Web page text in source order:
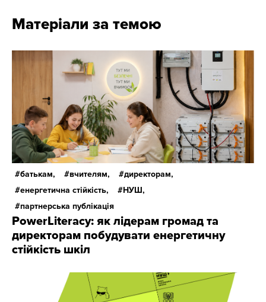
Матеріали за темою
батькам, вчителям,
директорам,
енергетична стійкість,
НУШ,
партнерська публікація
PowerLiteracy: як лідерам громад та
директорам побудувати енергетичну
стійкість шкіл